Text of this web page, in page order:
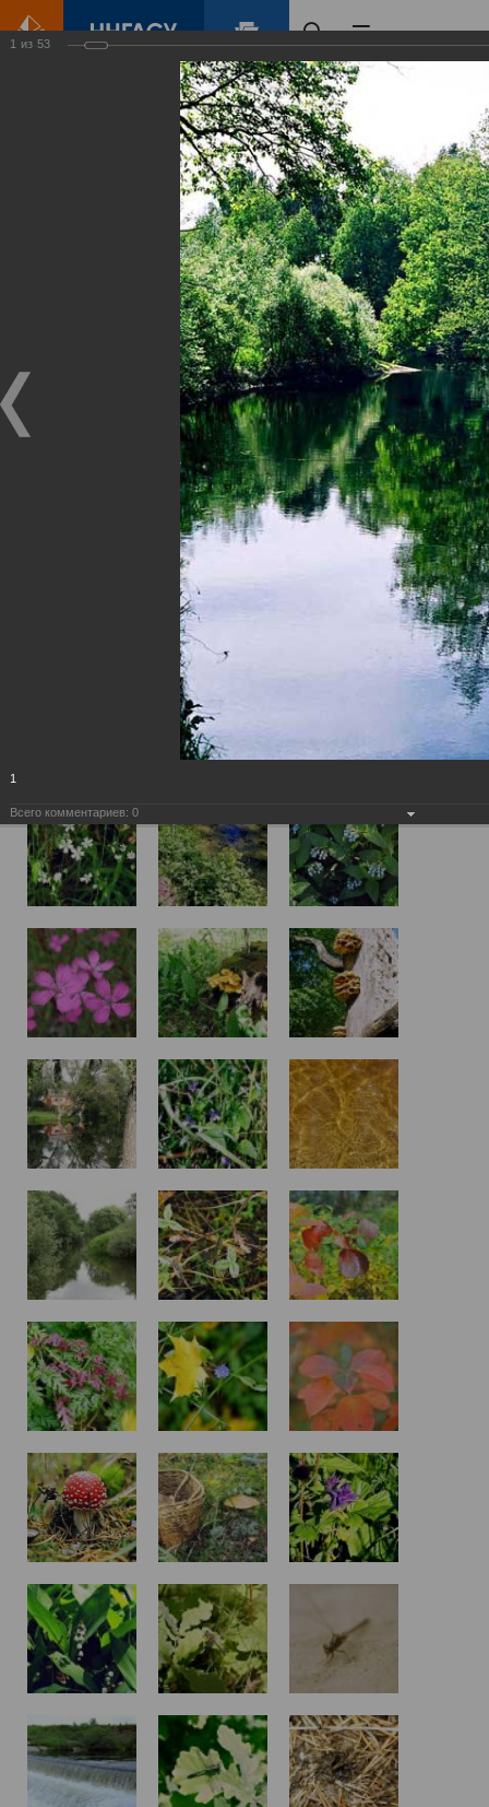
Зеленый Город
Виртуальные
выставки
(фотоальбомы)
1 из 53
1
Всего комментариев: 0